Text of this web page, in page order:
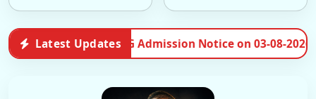
Latest Updates
on 03-08-2026Admissions | 2026-08-03•PG Admission